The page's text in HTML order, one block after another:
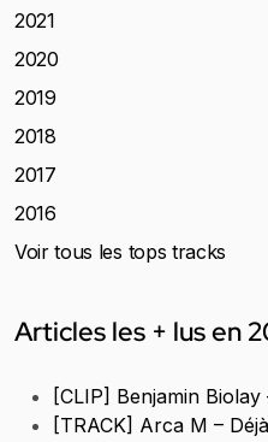
2021
2020
2019
2018
2017
2016
Voir tous les tops tracks
Articles les + lus en
[CLIP] Benjamin Biolay
[TRACK] Arca M – Déjà